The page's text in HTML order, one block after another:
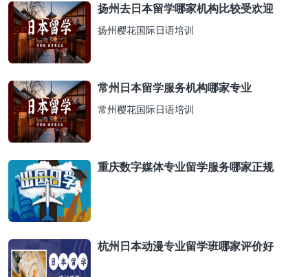
扬州去日本留学哪家机构比较受欢迎
扬州樱花国际日语培训
常州日本留学服务机构哪家专业
常州樱花国际日语培训
重庆数字媒体专业留学服务哪家正规
杭州日本动漫专业留学班哪家评价好